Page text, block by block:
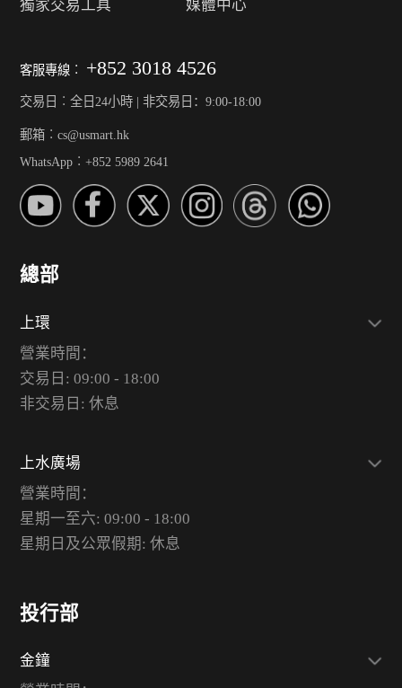
獨家交易工具
媒體中心
客服專線︰ +852 3018 4526
交易日︰全日24小時 | 非交易日：9:00-18:00
郵箱︰cs@usmart.hk
WhatsApp︰+852 5989 2641
總部
上環
營業時間：
交易日: 09:00 - 18:00
非交易日: 休息
上水廣場
營業時間：
星期一至六: 09:00 - 18:00
星期日及公眾假期: 休息
投行部
金鐘